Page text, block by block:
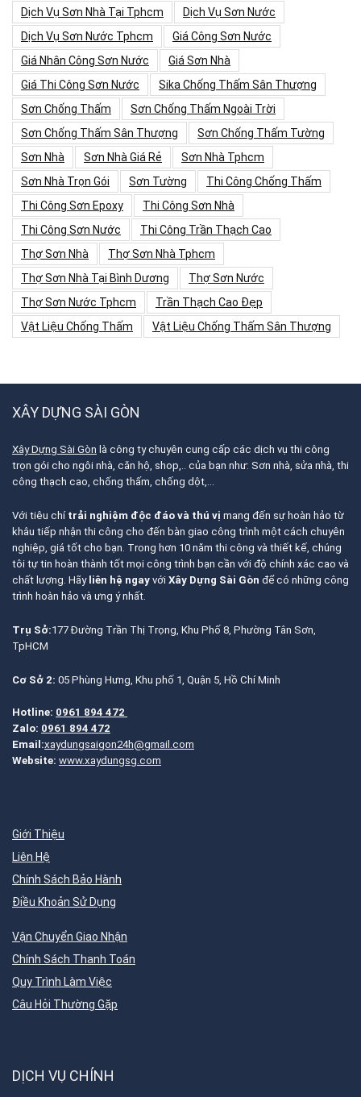
Dịch Vụ Sơn Nhà Tại Tphcm
Dịch Vụ Sơn Nước
Dịch Vụ Sơn Nước Tphcm
Giá Công Sơn Nước
Giá Nhân Công Sơn Nước
Giá Sơn Nhà
Giá Thi Công Sơn Nước
Sika Chống Thấm Sân Thượng
Sơn Chống Thấm
Sơn Chống Thấm Ngoài Trời
Sơn Chống Thấm Sân Thượng
Sơn Chống Thấm Tường
Sơn Nhà
Sơn Nhà Giá Rẻ
Sơn Nhà Tphcm
Sơn Nhà Trọn Gói
Sơn Tường
Thi Công Chống Thấm
Thi Công Sơn Epoxy
Thi Công Sơn Nhà
Thi Công Sơn Nước
Thi Công Trần Thạch Cao
Thợ Sơn Nhà
Thợ Sơn Nhà Tphcm
Thợ Sơn Nhà Tại Bình Dương
Thợ Sơn Nước
Thợ Sơn Nước Tphcm
Trần Thạch Cao Đẹp
Vật Liệu Chống Thấm
Vật Liệu Chống Thấm Sân Thượng
XÂY DỰNG SÀI GÒN
Xây Dựng Sài Gòn là công ty chuyên cung cấp các dịch vụ thi công
trọn gói cho ngôi nhà, căn hộ, shop,.. của bạn như: Sơn nhà, sửa nhà, thi
công thạch cao, chống thấm, chống dột,…
Với tiêu chí trải nghiệm độc đáo và thú vị mang đến sự hoàn hảo từ
khâu tiếp nhận thi công cho đến bàn giao công trình một cách chuyên
nghiệp, giá tốt cho bạn. Trong hơn 10 năm thi công và thiết kế, chúng
tôi tự tin hoàn thành tốt mọi công trình bạn cần với độ chính xác cao và
chất lượng. Hãy liên hệ ngay với Xây Dựng Sài Gòn để có những công
trình hoàn hảo và ưng ý nhất.
Trụ Sở:177 Đường Trần Thị Trọng, Khu Phố 8, Phường Tân Sơn,
TpHCM
Cơ Sở 2: 05 Phùng Hưng, Khu phố 1, Quận 5, Hồ Chí Minh
Hotline: 0961 894 472
Zalo: 0961 894 472
Email:xaydungsaigon24h@gmail.com
Website: www.xaydungsg.com
Giới Thiệu
Liên Hệ
Chính Sách Bảo Hành
Điều Khoản Sử Dụng
Vận Chuyển Giao Nhận
Chính Sách Thanh Toán
Quy Trình Làm Việc
Câu Hỏi Thường Gặp
DỊCH VỤ CHÍNH